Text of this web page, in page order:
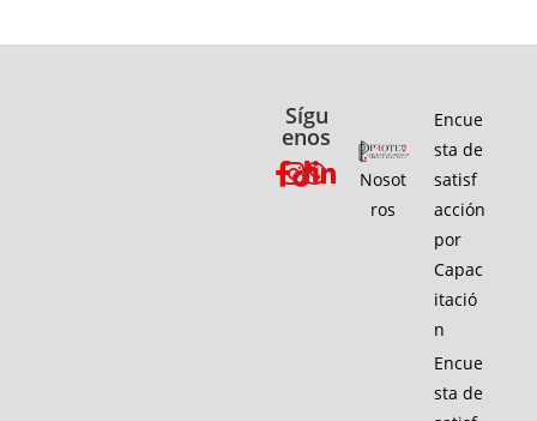
Sígu
enos
Nosot
ros
Encue
sta de
satisf
acción
por
Capac
itació
n
Encue
sta de